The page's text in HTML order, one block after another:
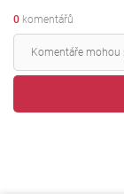
0 komentářů